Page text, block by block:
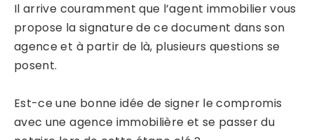
Il arrive couramment que l’agent immobilier vous
propose la signature de ce document dans son
agence et à partir de là, plusieurs questions se
posent.
Est-ce une bonne idée de signer le compromis
avec une agence immobilière et se passer du